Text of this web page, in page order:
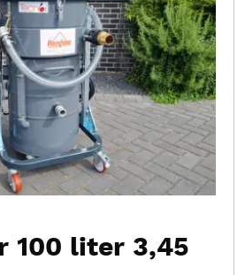
100 liter 3,45